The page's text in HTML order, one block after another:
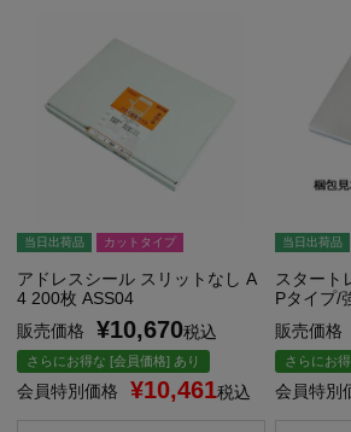
当日出荷品 カットタイプ
アドレスシール スリットなし A
4 200枚 ASS04
販売価格
¥10,670税込
さらにお得な [会員価格] あり
会員特別価格 ¥10,461税込
当日出荷品
スタート
Pタイプ/
販売価格
さらにお
会員特別